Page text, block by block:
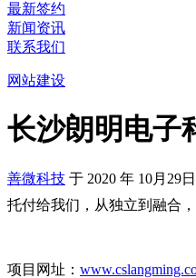
最新签约
新闻资讯
联系我们
网站建设
长沙朗明电子
善微科技 于 2020 年 10月29日
托付给我们，从独立到融合
项目网址：